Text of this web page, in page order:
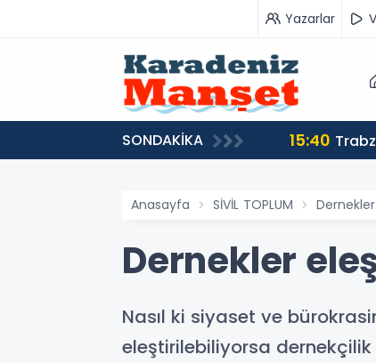
Yazarlar
SONDAKİKA 15:40
Anasayfa SİVİL TOPLUM
Dernekler
Nasıl ki siyaset ve
eleştirilebiliyorsa dernekçilik